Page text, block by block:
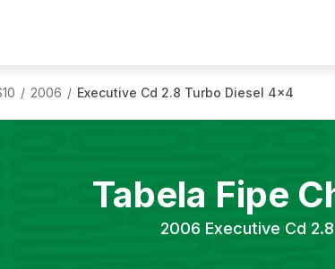
/ 2006 / Executive Cd 2.8 Turbo Diesel 4x4
Tabela Fipe
2006 Executive Cd